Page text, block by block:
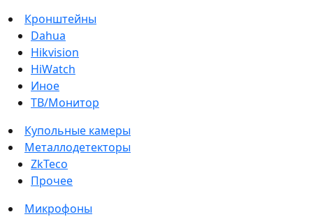
Кронштейны
Dahua
Hikvision
HiWatch
Иное
ТВ/Монитор
Купольные камеры
Металлодетекторы
ZkTeco
Прочее
Микрофоны